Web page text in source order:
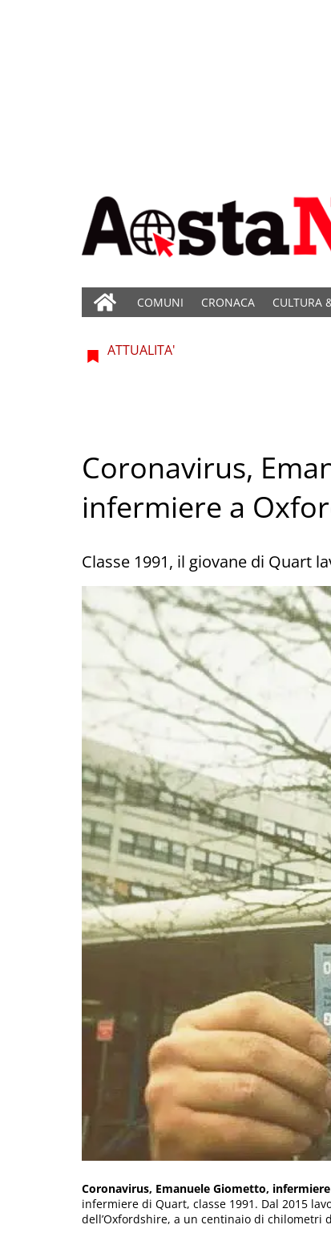
COMUNI CRONACA CULTURA
ATTUALITA'
Coronavirus,
infermiere a
Classe 1991, il giovane di Quart
Coronavirus, Emanuele Giometto,
infermiere di Quart, classe 1991. Dal 2015
dell’Oxfordshire, a un centinaio di chilometri